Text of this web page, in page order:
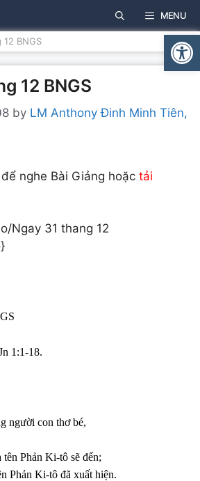
MENU
BNGS
12 BNGS
by LM Anthony Đinh Minh Tiên,
nghe Bài Giảng hoặc tải
Ngay 31 thang 12
1:1-18.
người con thơ bé,
Phản Ki-tô sẽ đến;
Phản Ki-tô đã xuất hiện.